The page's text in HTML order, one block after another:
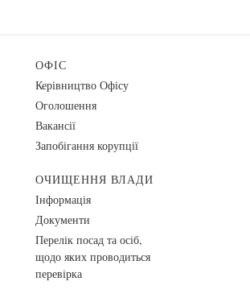
ОФІС
Керівництво Офісу
Оголошення
Вакансії
Запобігання корупції
ОЧИЩЕННЯ ВЛАДИ
Інформація
Документи
Перелік посад та осіб,
щодо яких проводиться
перевірка